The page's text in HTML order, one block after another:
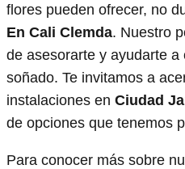
flores pueden ofrecer, no
En Cali Clemda. Nuestro
de asesorarte y ayudarte a
soñado. Te invitamos a
instalaciones en Ciudad
de opciones que tenemos
Para conocer más sobre